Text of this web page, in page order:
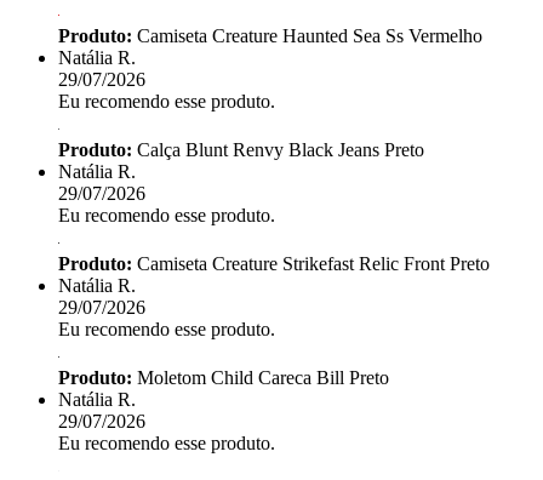
Produto: Camiseta Creature Haunted Sea Ss Vermelho
Natália R.
29/07/2026
Eu recomendo esse produto.
Produto: Calça Blunt Renvy Black Jeans Preto
Natália R.
29/07/2026
Eu recomendo esse produto.
Produto: Camiseta Creature Strikefast Relic Front Preto
Natália R.
29/07/2026
Eu recomendo esse produto.
Produto: Moletom Child Careca Bill Preto
Natália R.
29/07/2026
Eu recomendo esse produto.